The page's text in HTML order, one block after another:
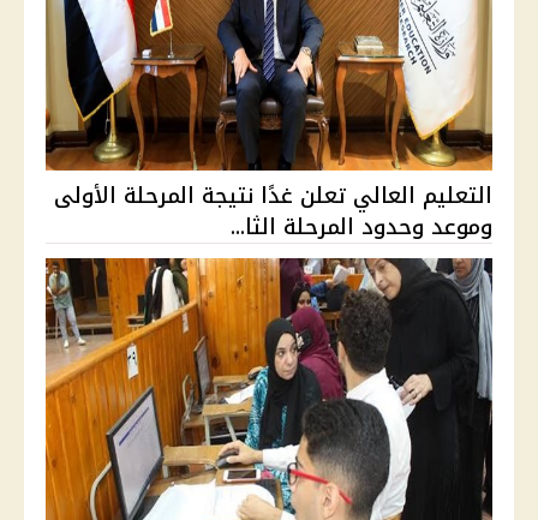
التعليم العالي تعلن غدًا نتيجة المرحلة الأولى
وموعد وحدود المرحلة الثا...